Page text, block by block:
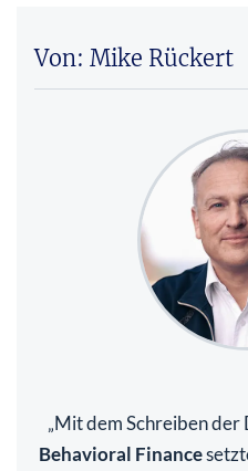
Von: Mike Rückert
Mit dem Schreiben der
Behavioral Finance